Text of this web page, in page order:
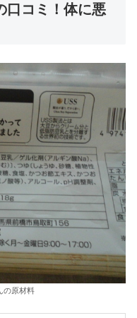
口コミ！体に悪
の原材料